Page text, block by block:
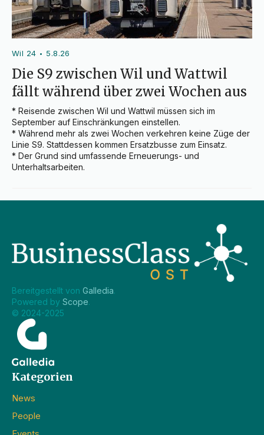
Wil 24 • 5.8.26
Die S9 zwischen Wil und Wattwil
fällt während über zwei Wochen aus
* Reisende zwischen Wil und Wattwil müssen sich im
September auf Einschränkungen einstellen.
* Während mehr als zwei Wochen verkehren keine Züge der
Linie S9. Stattdessen kommen Ersatzbusse zum Einsatz.
* Der Grund sind umfassende Erneuerungs- und
Unterhaltsarbeiten.
Bereitgestellt von Galledia.
Powered by Scope.
© 2024-2025
Kategorien
News
People